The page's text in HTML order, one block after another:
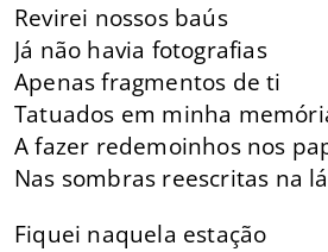
Revirei nossos baús
Já não havia fotografias
Apenas fragmentos de ti
Tatuados em minha
A fazer redemoinhos nos
Nas sombras reescritas na
Fiquei naquela estação